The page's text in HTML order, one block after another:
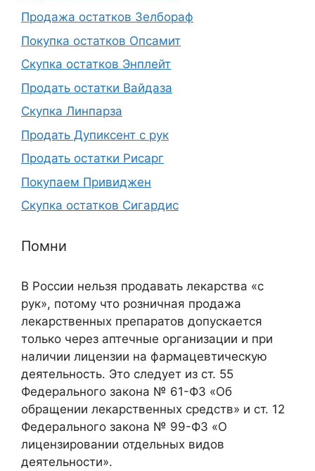
Продажа остатков Зелбораф
Покупка остатков Опсамит
Скупка остатков Энплейт
Продать остатки Вайдаза
Скупка Линпарза
Продать Дупиксент с рук
Продать остатки Рисарг
Покупаем Привиджен
Скупка остатков Сигардис
Помни
В России нельзя продавать лекарства «с
рук», потому что розничная продажа
лекарственных препаратов допускается
только через аптечные организации и при
наличии лицензии на фармацевтическую
деятельность. Это следует из ст. 55
Федерального закона № 61-ФЗ «Об
обращении лекарственных средств» и ст. 12
Федерального закона № 99-ФЗ «О
лицензировании отдельных видов
деятельности».